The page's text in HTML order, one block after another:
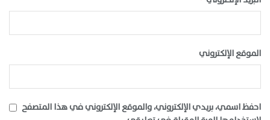
الموقع الإلكتروني
احفظ اسمي، بريدي الإلكتروني، والموقع الإلكتروني في هذا المتصفح